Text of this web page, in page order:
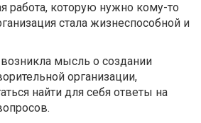
работа, которую нужно кому-то
стала жизнеспособной и
мысль о создании
организации,
найти для себя ответы на